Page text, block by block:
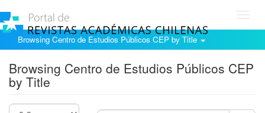
Browsing Centro de Estudios Públicos CEP by Title
Browsing Centro de Estudios Públicos CEP
by Title